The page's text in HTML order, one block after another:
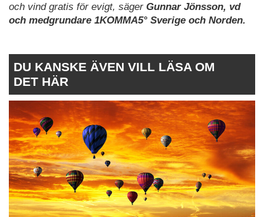
och vind gratis för evigt, säger Gunnar Jönsson, vd
och medgrundare 1KOMMA5° Sverige och Norden.
DU KANSKE ÄVEN VILL LÄSA OM
DET HÄR